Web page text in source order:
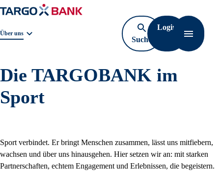
Geschäftsbereichnavigation. Aktuelle Auswahl:
Über uns
Suche
öffnen
Login
Die TARGOBANK im
Sport
Sport verbindet. Er bringt Menschen zusammen, lässt uns mitfiebern,
wachsen und über uns hinausgehen. Hier setzen wir an: mit starken
Partnerschaften, echtem Engagement und Erlebnissen, die begeistern.